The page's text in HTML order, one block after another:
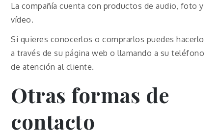
La compañía cuenta con productos de audio, foto y
vídeo.
Si quieres conocerlos o comprarlos puedes hacerlo
a través de su página web o llamando a su teléfono
de atención al cliente.
Otras formas de
contacto